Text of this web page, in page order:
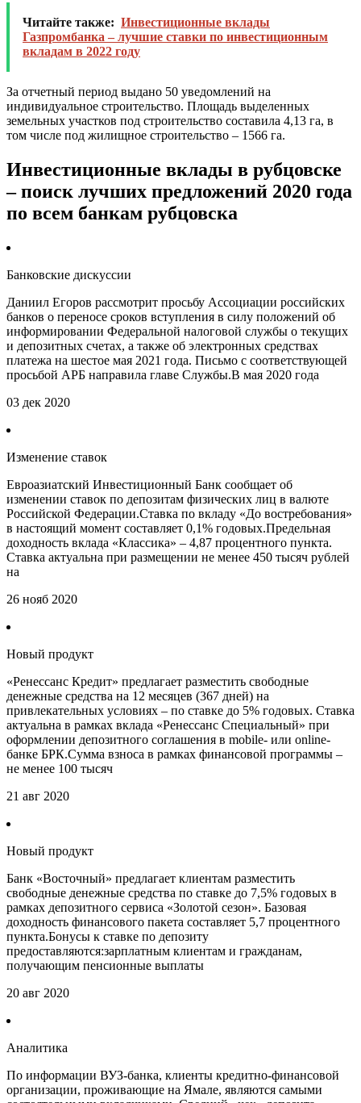
Читайте также: Инвестиционные вклады
Газпромбанка – лучшие ставки по инвестиционным
вкладам в 2022 году
За отчетный период выдано 50 уведомлений на
индивидуальное строительство. Площадь выделенных
земельных участков под строительство составила 4,13 га, в
том числе под жилищное строительство – 1566 га.
Инвестиционные вклады в рубцовске
– поиск лучших предложений 2020 года
по всем банкам рубцовска
Банковские дискуссии
Даниил Егоров рассмотрит просьбу Ассоциации российских
банков о переносе сроков вступления в силу положений об
информировании Федеральной налоговой службы о текущих
и депозитных счетах, а также об электронных средствах
платежа на шестое мая 2021 года. Письмо с соответствующей
просьбой АРБ направила главе Службы.В мая 2020 года
03 дек 2020
Изменение ставок
Евроазиатский Инвестиционный Банк сообщает об
изменении ставок по депозитам физических лиц в валюте
Российской Федерации.Ставка по вкладу «До востребования»
в настоящий момент составляет 0,1% годовых.Предельная
доходность вклада «Классика» – 4,87 процентного пункта.
Ставка актуальна при размещении не менее 450 тысяч рублей
на
26 нояб 2020
Новый продукт
«Ренессанс Кредит» предлагает разместить свободные
денежные средства на 12 месяцев (367 дней) на
привлекательных условиях – по ставке до 5% годовых. Ставка
актуальна в рамках вклада «Ренессанс Специальный» при
оформлении депозитного соглашения в mobile- или online-
банке БРК.Сумма взноса в рамках финансовой программы –
не менее 100 тысяч
21 авг 2020
Новый продукт
Банк «Восточный» предлагает клиентам разместить
свободные денежные средства по ставке до 7,5% годовых в
рамках депозитного сервиса «Золотой сезон». Базовая
доходность финансового пакета составляет 5,7 процентного
пункта.Бонусы к ставке по депозиту
предоставляются:зарплатным клиентам и гражданам,
получающим пенсионные выплаты
20 авг 2020
Аналитика
По информации ВУЗ-банка, клиенты кредитно-финансовой
организации, проживающие на Ямале, являются самыми